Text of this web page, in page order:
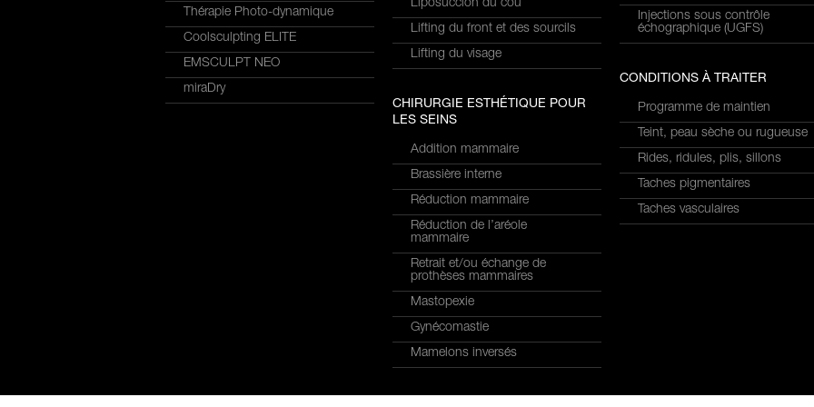
Thérapie Photo-dynamique
Coolsculpting ELITE
EMSCULPT NEO
miraDry
Liposuccion du cou
Lifting du front et des sourcils
Lifting du visage
CHIRURGIE ESTHÉTIQUE POUR
LES SEINS
Addition mammaire
Brassière interne
Réduction mammaire
Réduction de l’aréole
mammaire
Retrait et/ou échange de
prothèses mammaires
Mastopexie
Gynécomastie
Mamelons inversés
Injections sous contrôle
échographique (UGFS)
CONDITIONS À TRAITER
Programme de maintien
Teint, peau sèche ou rugueuse
Rides, ridules, plis, sillons
Taches pigmentaires
Taches vasculaires